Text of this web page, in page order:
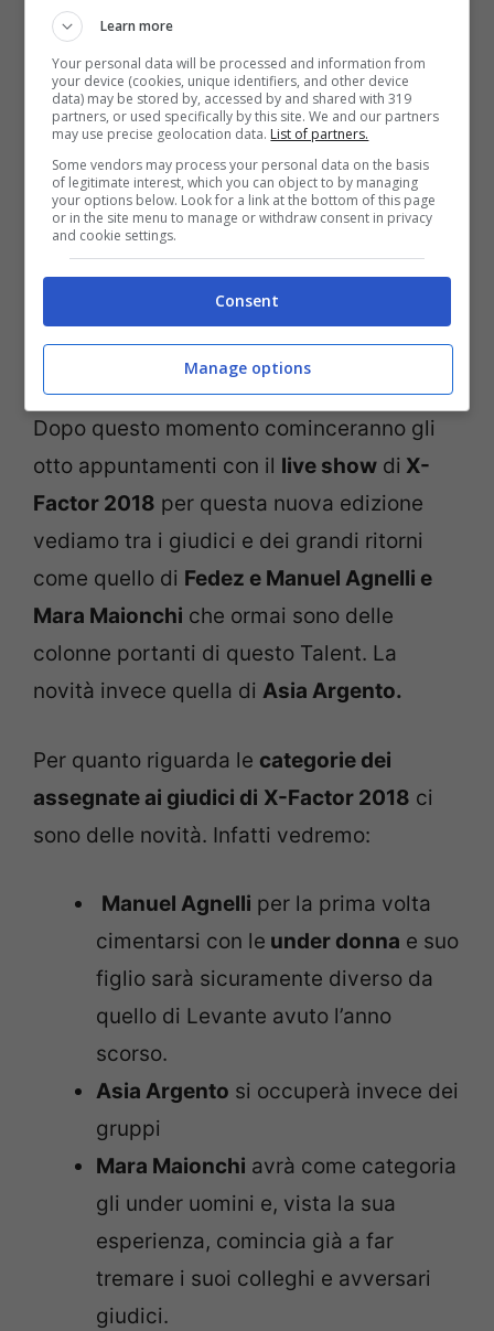
scelta iniziale dei loro cantanti. A seguire
quindi ci saranno:
quattro puntate di audizioni
2 di Boot Camp
1 puntata dedicata agli Home Visit
con la scelta finale dei 12 artisti.
Giudici X-Factor 2018 e
Dopo questo momento cominceranno gli
otto appuntamenti con il live show di X-
Factor 2018 per questa nuova edizione
vediamo tra i giudici e dei grandi ritorni
come quello di Fedez e Manuel Agnelli e
Mara Maionchi che ormai sono delle
colonne portanti di questo Talent. La
novità invece quella di Asia Argento.
Per quanto riguarda le categorie dei
assegnate ai giudici di X-Factor 2018 ci
sono delle novità. Infatti vedremo:
Manuel Agnelli per la prima volta
cimentarsi con le under donna e suo
figlio sarà sicuramente diverso da
quello di Levante avuto l’anno
scorso.
Asia Argento si occuperà invece dei
gruppi
Mara Maionchi avrà come categoria
gli under uomini e, vista la sua
esperienza, comincia già a far
tremare i suoi colleghi e avversari
giudici.
Learn more
Your personal data will be processed and information from
your device (cookies, unique identifiers, and other device
data) may be stored by, accessed by and shared with 319
partners, or used specifically by this site. We and our partners
may use precise geolocation data. List of partners.
Some vendors may process your personal data on the basis
of legitimate interest, which you can object to by managing
your options below. Look for a link at the bottom of this page
or in the site menu to manage or withdraw consent in privacy
and cookie settings.
Consent
Manage options